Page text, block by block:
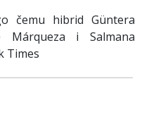
čemu hibrid Güntera
Márqueza i Salmana
Times